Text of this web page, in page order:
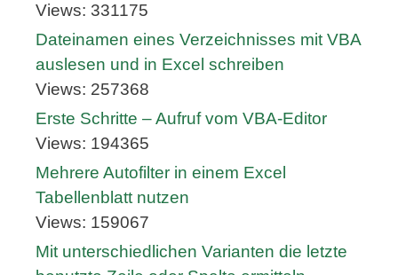
Views: 331175
Dateinamen eines Verzeichnisses mit VBA
auslesen und in Excel schreiben
Views: 257368
Erste Schritte – Aufruf vom VBA-Editor
Views: 194365
Mehrere Autofilter in einem Excel
Tabellenblatt nutzen
Views: 159067
Mit unterschiedlichen Varianten die letzte